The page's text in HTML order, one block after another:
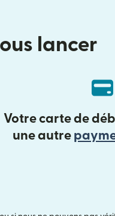
lancer
Votre carte de
une autre